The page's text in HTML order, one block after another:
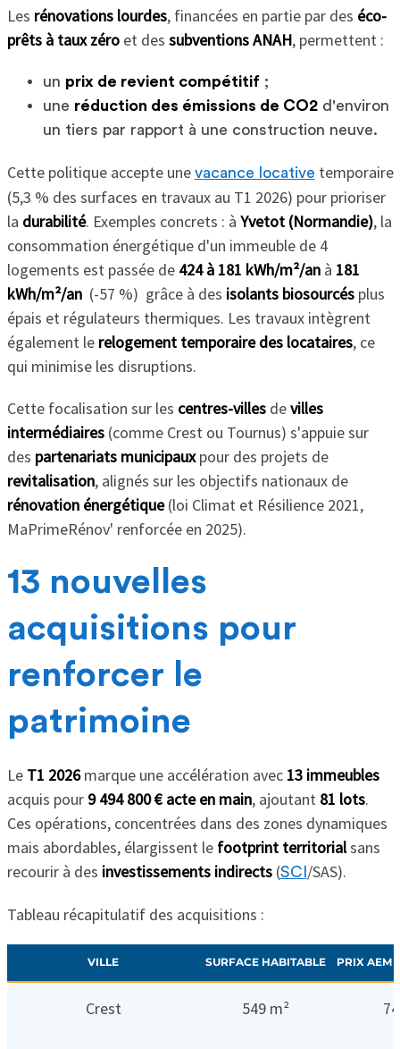
Les rénovations lourdes, financées en partie par des éco-
prêts à taux zéroet des subventions ANAH, permettent :
un prix de revient compétitif ;
une réduction des émissions de CO2d'environ
un tiers par rapport à une construction neuve.
Cette politique accepte une vacance locative temporaire
(5,3 % des surfaces en travaux au T1 2026) pour prioriser
la durabilité. Exemples concrets : à Yvetot (Normandie), la
consommation énergétique d'un immeuble de 4
logements est passée de 424 à 181 kWh/m²/anà 181
kWh/m²/an(-57 %) grâce à des isolants biosourcésplus
épais et régulateurs thermiques. Les travaux intègrent
également le relogement temporaire des locataires, ce
qui minimise les disruptions.
Cette focalisation sur les centres-villesdevilles
intermédiaires(comme Crest ou Tournus) s'appuie sur
des partenariats municipauxpour des projets de
revitalisation, alignés sur les objectifs nationaux de
rénovation énergétique(loi Climat et Résilience 2021,
MaPrimeRénov' renforcée en 2025).
13 nouvelles
acquisitions pour
renforcer le
patrimoine
Le T1 2026marque une accélération avec 13 immeubles
acquis pour 9 494 800 € acte en main, ajoutant 81 lots.
Ces opérations, concentrées dans des zones dynamiques
mais abordables, élargissent le footprint territorialsans
recourir à des investissements indirects(SCI /SAS).
Tableau récapitulatif des acquisitions :
VILLE SURFACE HABITABLE PRIX AEM
Crest 549 m²